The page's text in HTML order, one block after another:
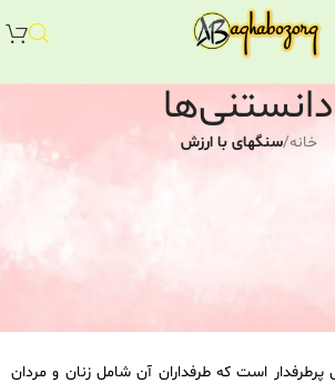
دانستنی‌ها
خانه/سنگهای با ارزش
زیباترین انواع نگین و سنگ
است که طرفداران آن شامل زنان و مردان